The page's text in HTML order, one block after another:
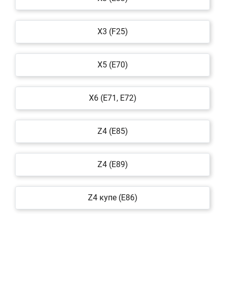
X3 (F25)
X5 (E70)
X6 (E71, E72)
Z4 (E85)
Z4 (E89)
Z4 купе (E86)